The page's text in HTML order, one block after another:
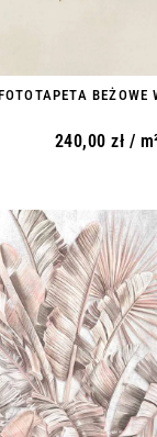
BEŻOWE
240,00zł /